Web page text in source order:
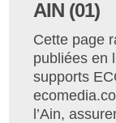
AIN (01)
Cette page
publiées en
supports
l’Ain,